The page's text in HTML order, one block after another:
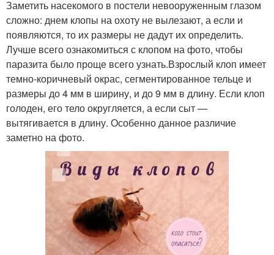
Заметить насекомого в постели невооруженным глазом
сложно: днем клопы на охоту не вылезают, а если и
появляются, то их размеры не дадут их определить.
Лучше всего ознакомиться с клопом на фото, чтобы
паразита было проще всего узнать.Взрослый клоп имеет
темно-коричневый окрас, сегментированное тельце и
размеры до 4 мм в ширину, и до 9 мм в длину. Если клоп
голоден, его тело округляется, а если сыт —
вытягивается в длину. Особенно данное различие
заметно на фото.